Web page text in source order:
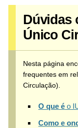
Dúvidas
Único
Nesta página
frequentes em
Circulação).
O que é o
Como e